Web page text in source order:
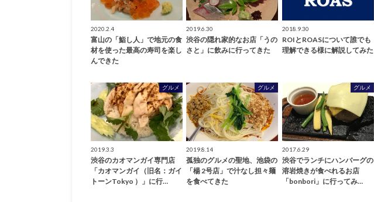
2020.2.4
富山の「鮨し人」で地元の食
材を使った最高の寿司を楽し
んできた
2019.6.30
渋谷の隠れ家的なお店「うの
さと」に飲みに行ってきた
2018.9.30
ROIとROASについて誰でも
理解できる様に解説してみた
グルメ
2019.3.3
渋谷のカオマンガイ専門店
「カオマンガイ（旧名：ガイ
トーンTokyo ）」に行…
グルメ
2019.8.14
孤独のグルメの聖地、池袋の
「楊 2号店」で汁なし担々麺
を食べてきた
グルメ
2017.6.29
渋谷でランチにハンバーグの
溶岩焼きが食べれるお店
「bonbori」に行ってみ…